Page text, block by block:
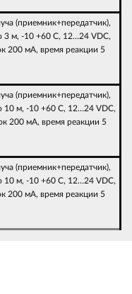
(приемник+передатчик),
3 м, -10 +60 С, 12…24 VDC,
200 мА, время реакции 5
(приемник+передатчик),
10 м, -10 +60 С, 12…24 VDC,
200 мА, время реакции 5
(приемник+передатчик),
10 м, -10 +60 С, 12…24 VDC,
200 мА, время реакции 5